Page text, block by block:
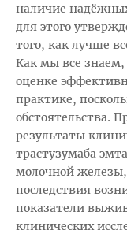
наличие
для этого
того, как лучше
Как мы все знаем,
оценке
практике,
обстоятельства.
результаты
трастузумаба
молочной железы,
последствия
показатели
клинических